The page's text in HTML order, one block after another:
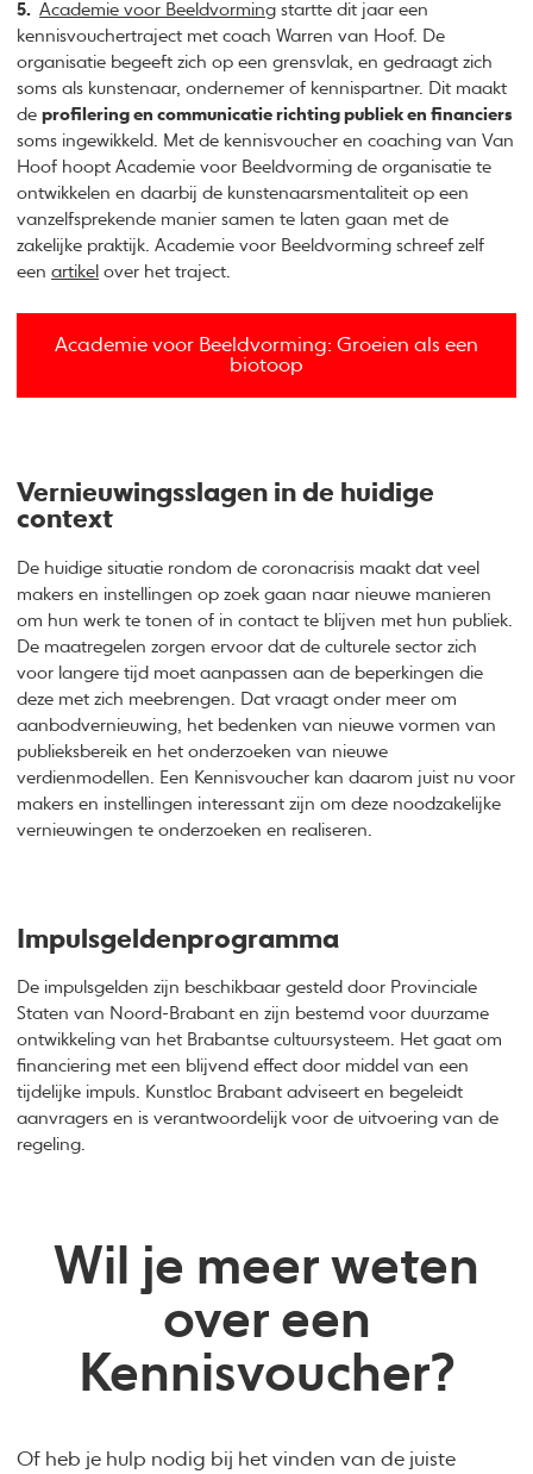
5. Academie voor Beeldvorming startte dit jaar een
kennisvouchertraject met coach Warren van Hoof. De
organisatie begeeft zich op een grensvlak, en gedraagt zich
soms als kunstenaar, ondernemer of kennispartner. Dit maakt
deprofilering en communicatie richting publiek en financiers
soms ingewikkeld. Met de kennisvoucher en coaching van Van
Hoof hoopt Academie voor Beeldvorming de organisatie te
ontwikkelen en daarbij de kunstenaarsmentaliteit op een
vanzelfsprekende manier samen te laten gaan met de
zakelijke praktijk. Academie voor Beeldvorming schreef zelf
eenartikel over het traject.
Academie voor Beeldvorming: Groeien als een
biotoop
Vernieuwingsslagen in de huidige
context
De huidige situatie rondom de coronacrisis maakt dat veel
makers en instellingen op zoek gaan naar nieuwe manieren
om hun werk te tonen of in contact te blijven met hun publiek.
De maatregelen zorgen ervoor dat de culturele sector zich
voor langere tijd moet aanpassen aan de beperkingen die
deze met zich meebrengen. Dat vraagt onder meer om
aanbodvernieuwing, het bedenken van nieuwe vormen van
publieksbereik en het onderzoeken van nieuwe
verdienmodellen. Een Kennisvoucher kan daarom juist nu voor
makers en instellingen interessant zijn om deze noodzakelijke
vernieuwingen te onderzoeken en realiseren.
Impulsgeldenprogramma
De impulsgelden zijn beschikbaar gesteld door Provinciale
Staten van Noord-Brabant en zijn bestemd voor duurzame
ontwikkeling van het Brabantse cultuursysteem. Het gaat om
financiering met een blijvend effect door middel van een
tijdelijke impuls. Kunstloc Brabant adviseert en begeleidt
aanvragers en is verantwoordelijk voor de uitvoering van de
regeling.
Wil je meer weten
over een
Kennisvoucher?
Of heb je hulp nodig bij het vinden van de juiste